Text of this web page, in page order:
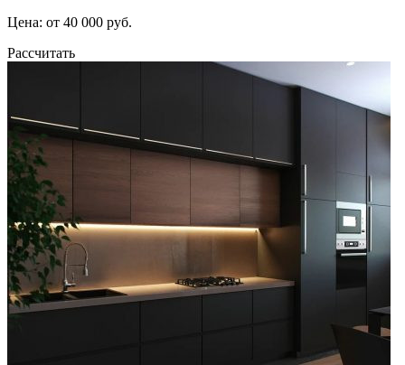
Цена: от 40 000 руб.
Рассчитать